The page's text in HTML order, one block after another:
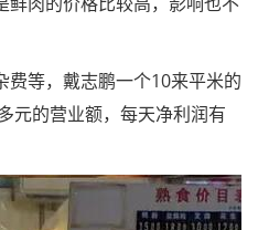
等，戴志鹏一个10来平米的
元的营业额，每天净利润有